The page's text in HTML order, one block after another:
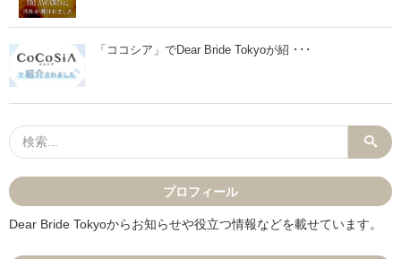
ン
P
E
携
」
わ
る
」
「ココシア」でDear Bride Tokyoが紹 ･･･
プロフィール
Dear Bride Tokyoからお知らせや役立つ情報などを載せています。